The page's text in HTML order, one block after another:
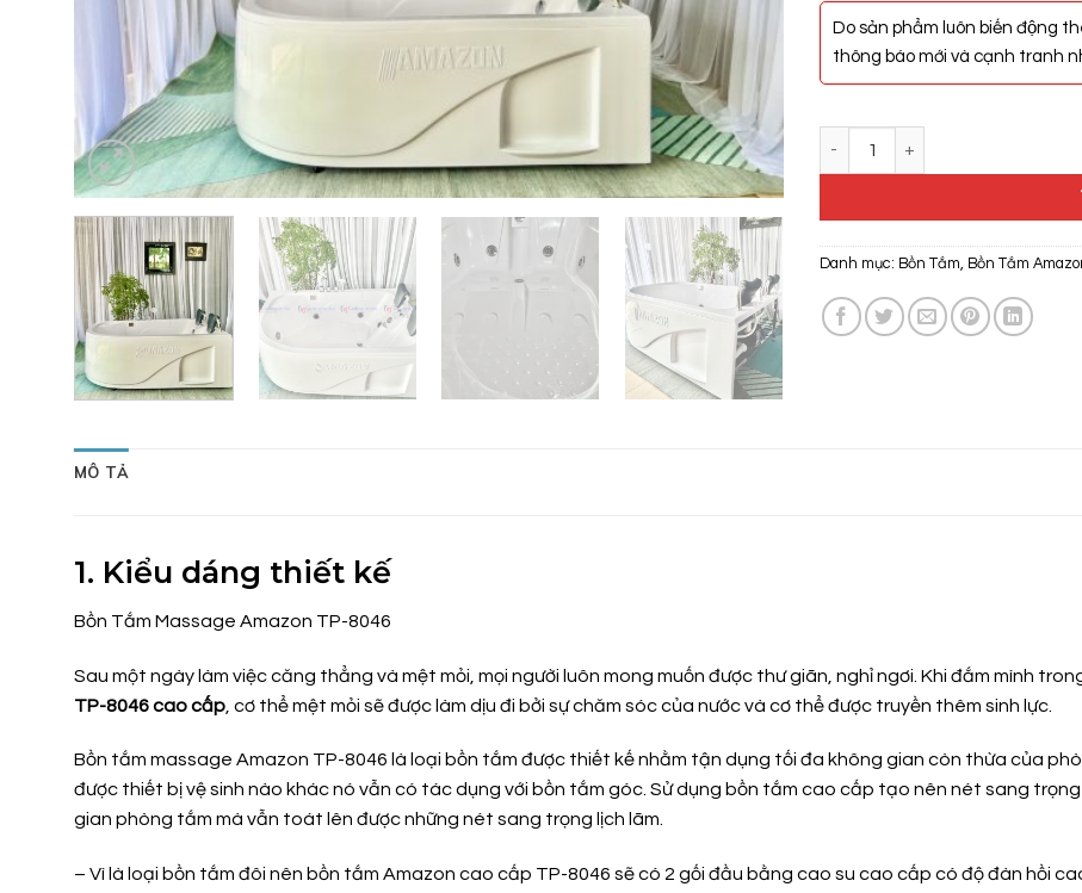
Do sản phẩm luôn biến động
thông báo mới và cạnh tranh
Danh mục: Bồn Tắm, Bồn Tắm
MÔ TẢ
1. Kiểu dáng thiết kế
Bồn Tắm Massage Amazon TP-8046
Sau một ngày làm việc căng thẳng và mệt mỏi, mọi người luôn mong muốn được thư giãn, nghỉ ngơi. Khi đắm mình
TP-8046 cao cấp , cơ thể mệt mỏi sẽ được làm dịu đi bởi sự chăm sóc của nước và cơ thể được truyền thêm sinh lực.
Bồn tắm massage Amazon TP-8046 là loại bồn tắm được thiết kế nhằm tận dụng tối đa không gian còn thừa của
được thiết bị vệ sinh nào khác nó vẫn có tác dụng với bồn tắm góc. Sử dụng bồn tắm cao cấp tạo nên nét sang
gian phòng tắm mà vẫn toát lên được những nét sang trọng lịch lãm.
– Vì là loại bồn tắm đôi nên bồn tắm Amazon cao cấp TP-8046 sẽ có 2 gối đầu bằng cao su cao cấp có độ đàn hồi